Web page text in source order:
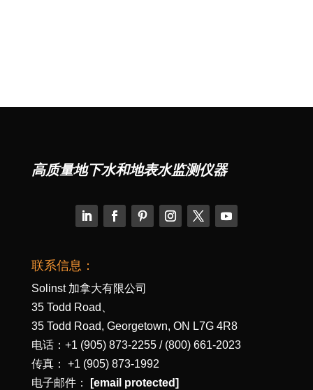
高质量地下水和地表水监测仪器
联系信息：
Solinst 加拿大有限公司
35 Todd Road、
35 Todd Road, Georgetown, ON L7G 4R8
电话：+1 (905) 873-2255 / (800) 661-2023
传真： +1 (905) 873-1992
电子邮件：
[email protected]